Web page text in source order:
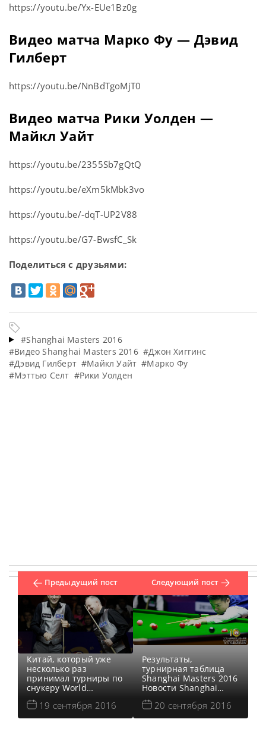
https://youtu.be/Yx-EUe1Bz0g
Видео матча Марко Фу — Дэвид
Гилберт
https://youtu.be/NnBdTgoMjT0
Видео матча Рики Уолден —
Майкл Уайт
https://youtu.be/2355Sb7gQtQ
https://youtu.be/eXm5kMbk3vo
https://youtu.be/-dqT-UP2V88
https://youtu.be/G7-BwsfC_Sk
Поделиться с друзьями:
#Shanghai Masters 2016
#Видео Shanghai Masters 2016 #Джон Хиггинс
#Дэвид Гилберт #Майкл Уайт #Марко Фу
#Мэттью Селт #Рики Уолден
Предыдущий пост
Китай, который уже
несколько раз
принимал турниры по
снукеру World
Snooker, станет
хозяином еще одного
— нового China
19 сентября 2016
Следующий пост
Результаты,
турнирная таблица
Shanghai Masters 2016
Новости Shanghai
Masters 2016
Квалификация
Shanghai Masters 2016
20 сентября 2016